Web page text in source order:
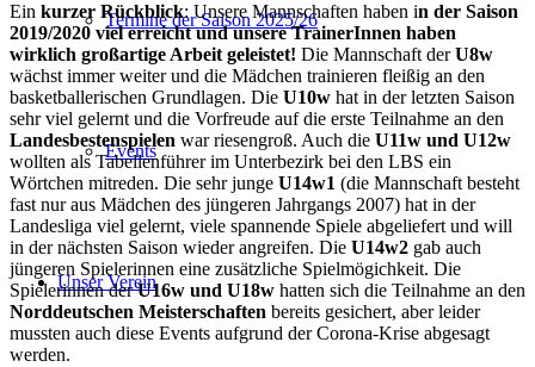
Termine der Saison 2025/26
Events
Unser Verein
Ein kurzer Rückblick: Unsere Mannschaften haben in der Saison
2019/2020 viel erreicht und unsere TrainerInnen haben
wirklich großartige Arbeit geleistet! Die Mannschaft derU8w
wächst immer weiter und die Mädchen trainieren fleißig an den
basketballerischen Grundlagen. Die U10w hat in der letzten Saison
sehr viel gelernt und die Vorfreude auf die erste Teilnahme an den
Landesbestenspielen war riesengroß. Auch die U11w und U12w
wollten als Tabellenführer im Unterbezirk bei den LBS ein
Wörtchen mitreden. Die sehr junge U14w1 (die Mannschaft besteht
fast nur aus Mädchen des jüngeren Jahrgangs 2007) hat in der
Landesliga viel gelernt, viele spannende Spiele abgeliefert und will
in der nächsten Saison wieder angreifen. Die U14w2 gab auch
jüngeren Spielerinnen eine zusätzliche Spielmögichkeit. Die
Spielerinnen derU16w und U18w hatten sich die Teilnahme an den
Norddeutschen Meisterschaften bereits gesichert, aber leider
mussten auch diese Events aufgrund der Corona-Krise abgesagt
werden.